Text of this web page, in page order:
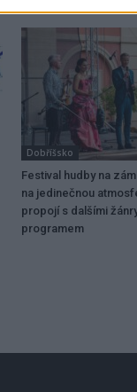
Dobříšsko
Festival hudby na
na jedinečnou
propojí s dalšími
programem